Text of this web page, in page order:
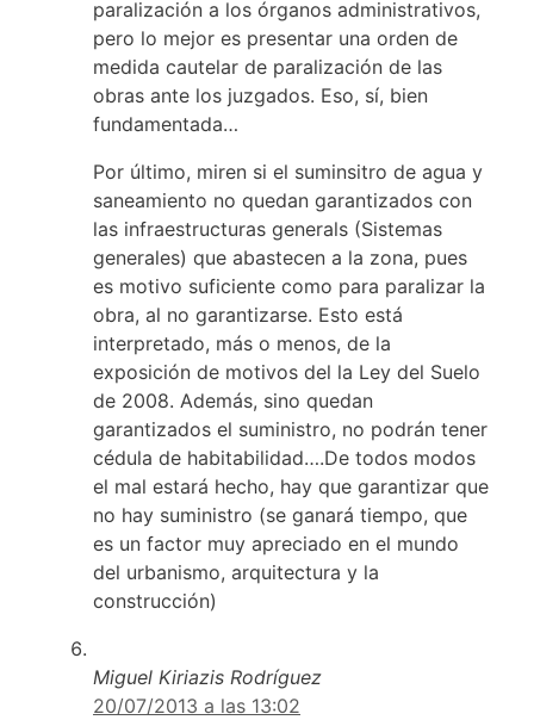
paralización a los órganos administrativos,
pero lo mejor es presentar una orden de
medida cautelar de paralización de las
obras ante los juzgados. Eso, sí, bien
fundamentada…
Por último, miren si el suminsitro de agua y
saneamiento no quedan garantizados con
las infraestructuras generals (Sistemas
generales) que abastecen a la zona, pues
es motivo suficiente como para paralizar la
obra, al no garantizarse. Esto está
interpretado, más o menos, de la
exposición de motivos del la Ley del Suelo
de 2008. Además, sino quedan
garantizados el suministro, no podrán tener
cédula de habitabilidad….De todos modos
el mal estará hecho, hay que garantizar que
no hay suministro (se ganará tiempo, que
es un factor muy apreciado en el mundo
del urbanismo, arquitectura y la
construcción)
Miguel Kiriazis Rodríguez
20/07/2013 a las 13:02